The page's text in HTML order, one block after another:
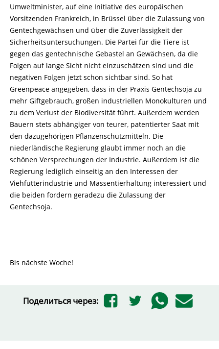
Umweltminister, auf eine Initiative des europäischen
Vorsitzenden Frankreich, in Brüssel über die Zulassung von
Gentechgewächsen und über die Zuverlässigkeit der
Sicherheitsuntersuchungen. Die Partei für die Tiere ist
gegen das gentechnische Gebastel an Gewächsen, da die
Folgen auf lange Sicht nicht einzuschätzen sind und die
negativen Folgen jetzt schon sichtbar sind. So hat
Greenpeace angegeben, dass in der Praxis Gentechsoja zu
mehr Giftgebrauch, großen industriellen Monokulturen und
zu dem Verlust der Biodiversität führt. Außerdem werden
Bauern stets abhängiger von teurer, patentierter Saat mit
den dazugehörigen Pflanzenschutzmitteln. Die
niederländische Regierung glaubt immer noch an die
schönen Versprechungen der Industrie. Außerdem ist die
Regierung lediglich einseitig an den Interessen der
Viehfutterindustrie und Massentierhaltung interessiert und
die beiden fordern geradezu die Zulassung der
Gentechsoja.
Bis nächste Woche!
Поделиться через: